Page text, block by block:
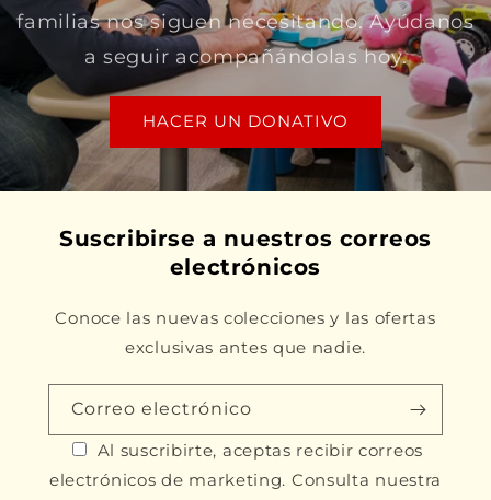
familias nos siguen necesitando. Ayúdanos
a seguir acompañándolas hoy.
HACER UN DONATIVO
Suscribirse a nuestros correos
electrónicos
Conoce las nuevas colecciones y las ofertas
exclusivas antes que nadie.
Correo electrónico
Al suscribirte, aceptas recibir correos
electrónicos de marketing. Consulta nuestra